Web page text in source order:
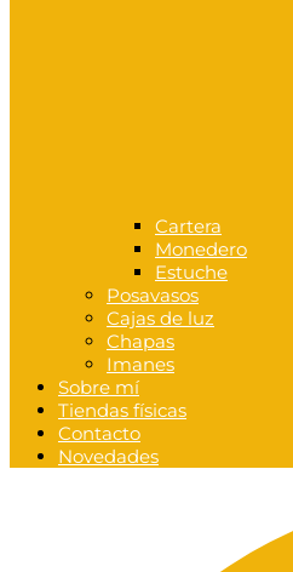
Cartera
Monedero
Estuche
Posavasos
Cajas de luz
Chapas
Imanes
Sobre mí
Tiendas físicas
Contacto
Novedades